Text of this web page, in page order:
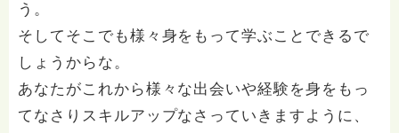
う。
そしてそこでも様々身をもって学ぶことできるで
しょうからな。
あなたがこれから様々な出会いや経験を身をもっ
てなさりスキルアップなさっていきますように、